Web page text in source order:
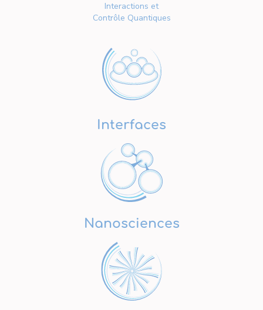
Interactions et
Contrôle Quantiques
Interfaces
Nanosciences